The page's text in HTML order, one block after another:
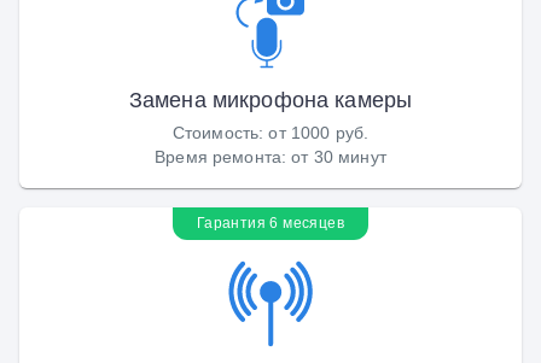
Замена микрофона камеры
Стоимость:от 1000 руб.
Время ремонта:от 30 минут
Гарантия 6 месяцев